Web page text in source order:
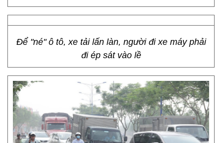
Để "né" ô tô, xe tải lấn làn, người đi xe máy phải
đi ép sát vào lề